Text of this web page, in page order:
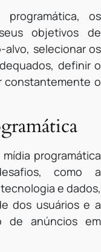
os
objetivos de
selecionar os
definir o
constantemente o
programática
como a
e dados,
dos usuários e a
de anúncios em